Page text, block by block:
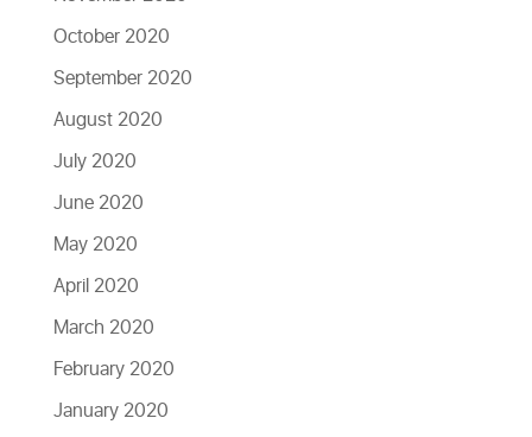
October 2020
September 2020
August 2020
July 2020
June 2020
May 2020
April 2020
March 2020
February 2020
January 2020